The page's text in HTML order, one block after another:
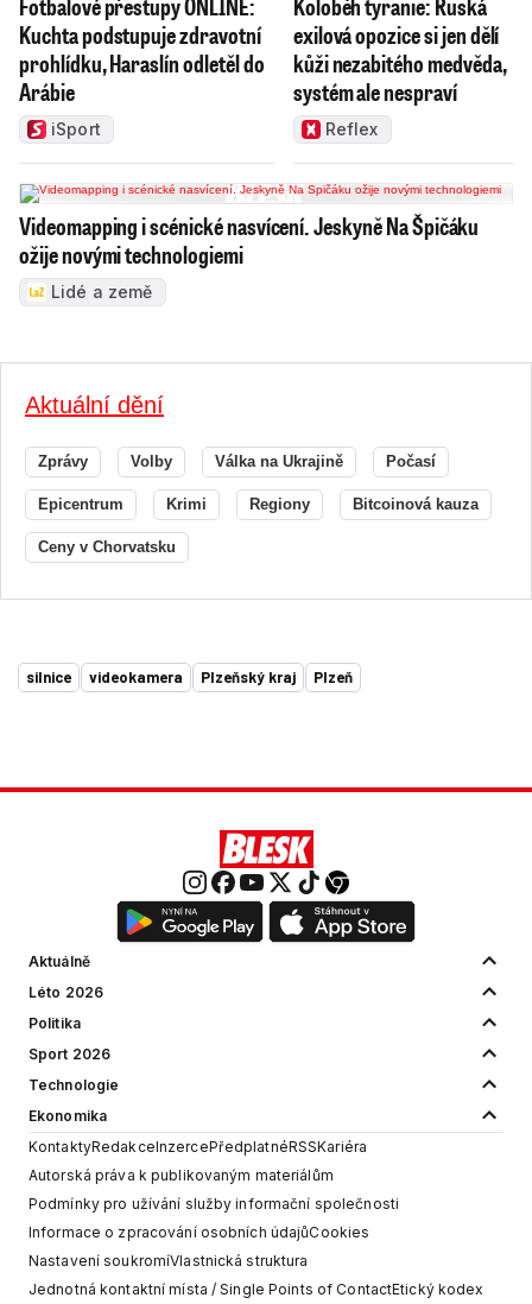
Kuchta podstupuje zdravotní
prohlídku, Haraslín odletěl do
Arábie
iSport
exilová opozice si jen dělí
kůži nezabitého medvěda,
systém ale nespraví
Reflex
Videomapping i scénické nasvícení. Jeskyně Na Špičáku
ožije novými technologiemi
Lidé a země
Aktuální dění
Zprávy Volby Válka na Ukrajině Počasí
Epicentrum Krimi Regiony Bitcoinová kauza
Ceny v Chorvatsku
silnice videokamera Plzeňský kraj Plzeň
Aktuálně
Léto 2026
Politika
Sport 2026
Technologie
Ekonomika
KontaktyRedakceInzercePředplatnéRSSKariéra
Autorská práva k publikovaným materiálům
Podmínky pro užívání služby informační společnosti
Informace o zpracování osobních údajůCookies
Nastavení soukromíVlastnická struktura
Jednotná kontaktní místa / Single Points of ContactEtický kodex